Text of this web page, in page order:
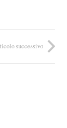
successivo